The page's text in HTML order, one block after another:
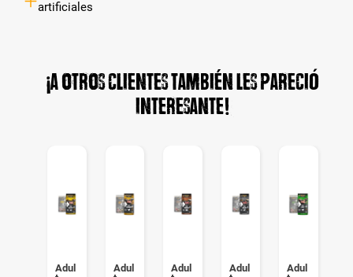
artificiales
¡A otros clientes también les pareció
interesante!
Adul
Adul
Adul
Adul
Adul